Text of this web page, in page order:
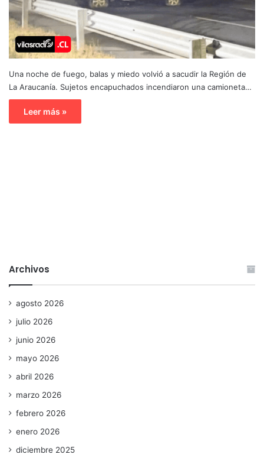
Una noche de fuego, balas y miedo volvió a sacudir la Región de
La Araucanía. Sujetos encapuchados incendiaron una camioneta…
Leer más »
Archivos
agosto 2026
julio 2026
junio 2026
mayo 2026
abril 2026
marzo 2026
febrero 2026
enero 2026
diciembre 2025